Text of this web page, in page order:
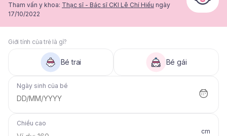
Tham vấn y khoa: Thạc sĩ - Bác sĩ CKI Lê Chí Hiếu ngày
17/10/2022
Giới tính của trẻ là gì?
Bé trai Bé gái
Ngày sinh của bé
DD/MM/YYYY
Chiều cao
cm